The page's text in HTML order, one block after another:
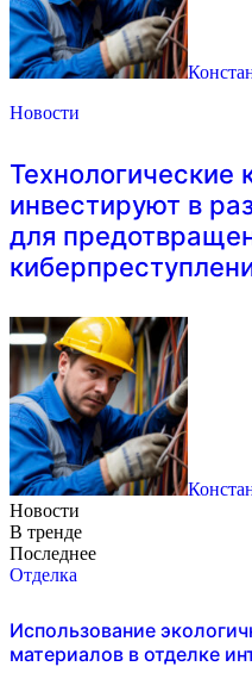
Новости
Технологические
инвестируют в
для
Новости
В тренде
Последнее
Отделка
Использование
материалов в отделке